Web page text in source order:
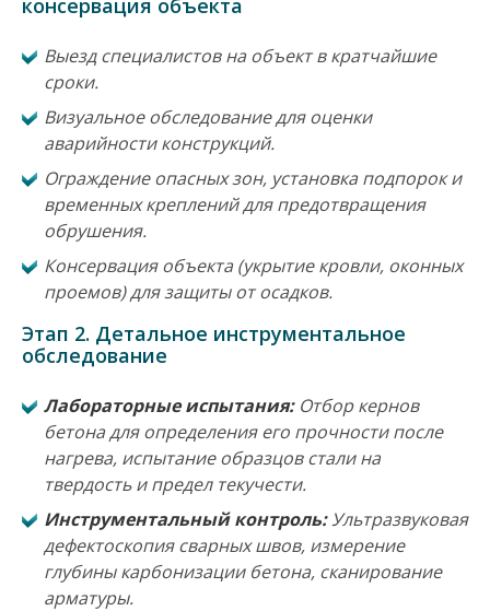
консервация объекта
Выезд специалистов на объект в кратчайшие
сроки.
Визуальное обследование для оценки
аварийности конструкций.
Ограждение опасных зон, установка подпорок и
временных креплений для предотвращения
обрушения.
Консервация объекта (укрытие кровли, оконных
проемов) для защиты от осадков.
Этап 2. Детальное инструментальное
обследование
Лабораторные испытания:Отбор кернов
бетона для определения его прочности после
нагрева, испытание образцов стали на
твердость и предел текучести.
Инструментальный контроль:Ультразвуковая
дефектоскопия сварных швов, измерение
глубины карбонизации бетона, сканирование
арматуры.